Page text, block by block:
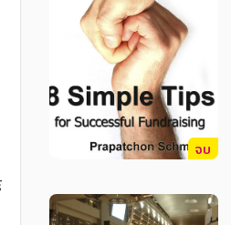
จบ